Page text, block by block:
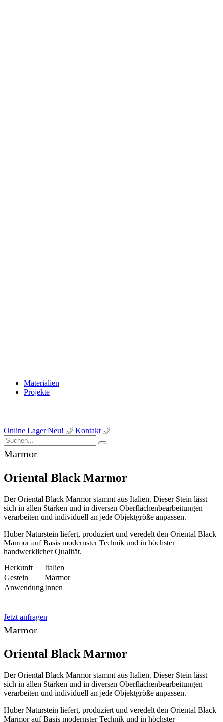
Materialien
Projekte
Online LagerNeu! Kontakt
Marmor
Oriental Black Marmor
Der Oriental Black Marmor stammt aus Italien. Dieser Stein lässt
sich in allen Stärken und in diversen Oberflächenbearbeitungen
verarbeiten und individuell an jede Objektgröße anpassen.
Huber Naturstein liefert, produziert und veredelt den Oriental Black
Marmor auf Basis modernster Technik und in höchster
handwerklicher Qualität.
Herkunft
Italien
Gestein
Marmor
AnwendungInnen
Jetzt anfragen
Marmor
Oriental Black Marmor
Der Oriental Black Marmor stammt aus Italien. Dieser Stein lässt
sich in allen Stärken und in diversen Oberflächenbearbeitungen
verarbeiten und individuell an jede Objektgröße anpassen.
Huber Naturstein liefert, produziert und veredelt den Oriental Black
Marmor auf Basis modernster Technik und in höchster